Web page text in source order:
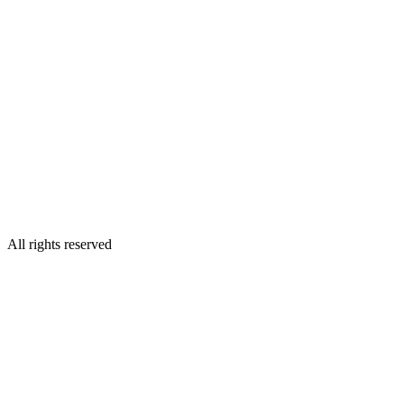
All rights reserved